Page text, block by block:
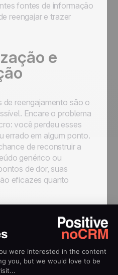
fontes de informação
reengajar e trazer
e
de reengajamento são o
Encare o problema
você perdeu esses
errado em algum ponto.
de reconstruir a
genérico ou
de dor, suas
eficazes quanto
ter vários segmentos
e organizados.
a entrar em contato
estratégias que
seja individualmente ou
mais amplo e